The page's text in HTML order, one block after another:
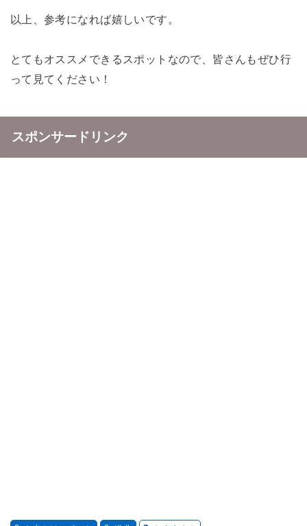
以上、参考になれば嬉しいです。
とてもオススメできるスポットなので、皆さんもぜひ行
って見てください！
スポンサードリンク